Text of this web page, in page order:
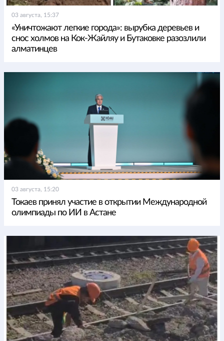
03 августа, 15:37
«Уничтожают легкие города»: вырубка деревьев и
снос холмов на Кок-Жайляу и Бутаковке разозлили
алматинцев
03 августа, 15:20
Токаев принял участие в открытии Международной
олимпиады по ИИ в Астане